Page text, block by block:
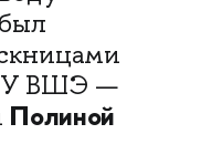
ВШЭ —
Полиной